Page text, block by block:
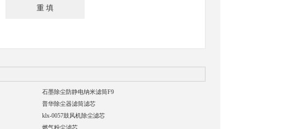
石墨除尘防静电纳米滤筒F9
普华除尘器滤筒滤芯
klx-0057鼓风机除尘滤芯
燃气粉尘滤芯